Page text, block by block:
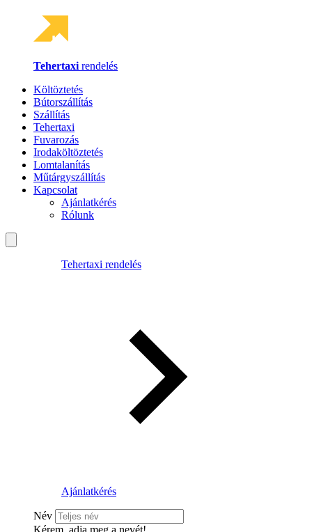
Tehertaxi rendelés
Költöztetés
Bútorszállítás
Szállítás
Tehertaxi
Fuvarozás
Irodaköltöztetés
Lomtalanítás
Műtárgyszállítás
Kapcsolat
Ajánlatkérés
Rólunk
Tehertaxi rendelés
Ajánlatkérés
Név
Kérem, adja meg a nevét!